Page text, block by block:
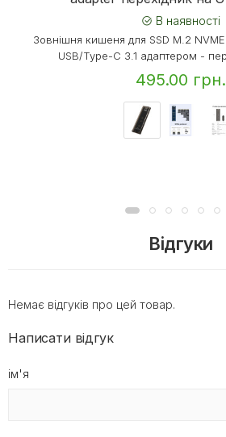
В наявності
Зовнішня кишеня для SSD M.2
USB/Type-C 3.1 адаптером -
495.00 грн.
Відгуки
Немає відгуків про цей товар.
Написати відгук
ім'я